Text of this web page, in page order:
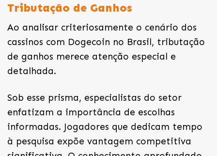
Tributação de Ganhos
Ao analisar criteriosamente o cenário dos
cassinos com Dogecoin no Brasil, tributação
de ganhos merece atenção especial e
detalhada.
Sob esse prisma, especialistas do setor
enfatizam a importância de escolhas
informadas. Jogadores que dedicam tempo
à pesquisa expõe vantagem competitiva